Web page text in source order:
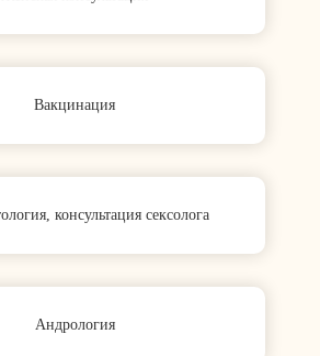
Вакцинация
консультация сексолога
Андрология